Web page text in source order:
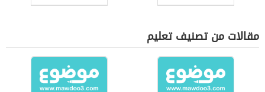
مقالات من تصنيف تعليم